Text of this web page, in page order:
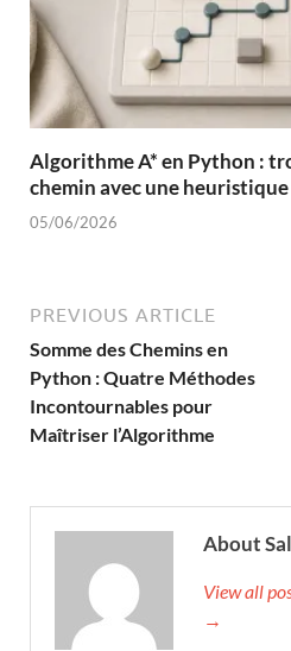
Algorithme A* en Python :
chemin avec une heuristique
05/06/2026
PREVIOUS ARTICLE
Somme des Chemins en
Python : Quatre Méthodes
Incontournables pour
Maîtriser l’Algorithme
About
View all
→